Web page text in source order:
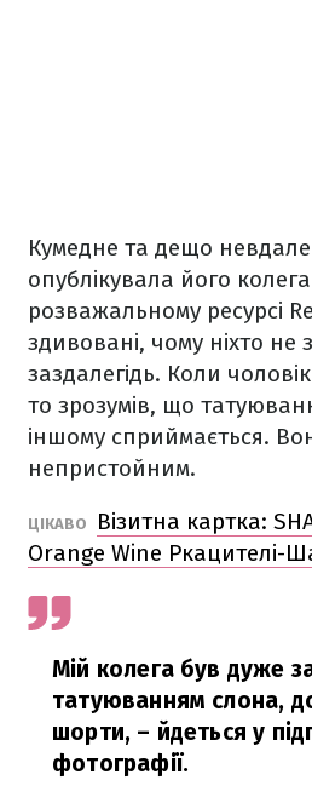
Кумедне та дещо
опублікувала його
розважальному ресурсі
здивовані, чому ніхто не
заздалегідь. Коли
то зрозумів, що
іншому сприймається.
непристойним.
ЦІКАВО
Візитна картка:
Orange Wine Ркацителі-
Мій колега був дуже
татуюванням слона,
шорти, – йдеться у
фотографії.